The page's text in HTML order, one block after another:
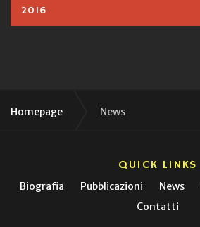
2016
Homepage News
QUICK LINKS
Biografia Pubblicazioni News
Contatti